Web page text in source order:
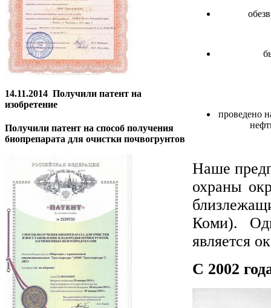
14.11.2014 Получили патент на
изобретение
Получили патент на способ получения
биопрепарата для очистки почвогрунтов
проведено
Наше
охраны
Коми).
является
С 2002